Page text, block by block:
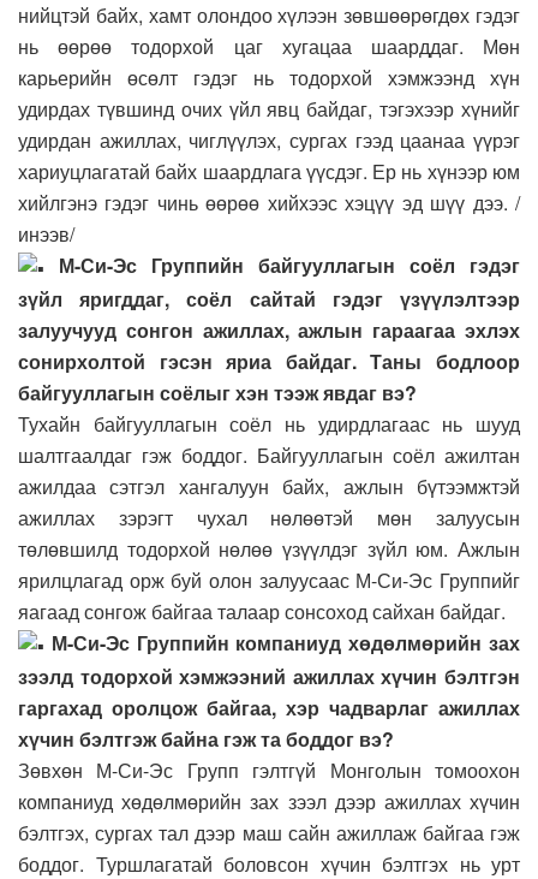
нийцтэй байх, хамт олондоо хүлээн зөвшөөрөгдөх гэдэг
нь өөрөө тодорхой цаг хугацаа шаарддаг. Мөн
карьерийн өсөлт гэдэг нь тодорхой хэмжээнд хүн
удирдах түвшинд очих үйл явц байдаг, тэгэхээр хүнийг
удирдан ажиллах, чиглүүлэх, сургах гээд цаанаа үүрэг
хариуцлагатай байх шаардлага үүсдэг. Ер нь хүнээр юм
хийлгэнэ гэдэг чинь өөрөө хийхээс хэцүү эд шүү дээ. /
инээв/
М-Си-Эс Группийн байгууллагын соёл гэдэг
зүйл яригддаг, соёл сайтай гэдэг үзүүлэлтээр
залуучууд сонгон ажиллах, ажлын гараагаа эхлэх
сонирхолтой гэсэн яриа байдаг. Таны бодлоор
байгууллагын соёлыг хэн тээж явдаг вэ?
Тухайн байгууллагын соёл нь удирдлагаас нь шууд
шалтгаалдаг гэж боддог. Байгууллагын соёл ажилтан
ажилдаа сэтгэл хангалуун байх, ажлын бүтээмжтэй
ажиллах зэрэгт чухал нөлөөтэй мөн залуусын
төлөвшилд тодорхой нөлөө үзүүлдэг зүйл юм. Ажлын
ярилцлагад орж буй олон залуусаас М-Си-Эс Группийг
яагаад сонгож байгаа талаар сонсоход сайхан байдаг.
М-Си-Эс Группийн компаниуд хөдөлмөрийн зах
зээлд тодорхой хэмжээний ажиллах хүчин бэлтгэн
гаргахад оролцож байгаа, хэр чадварлаг ажиллах
хүчин бэлтгэж байна гэж та боддог вэ?
Зөвхөн М-Си-Эс Групп гэлтгүй Монголын томоохон
компаниуд хөдөлмөрийн зах зээл дээр ажиллах хүчин
бэлтгэх, сургах тал дээр маш сайн ажиллаж байгаа гэж
боддог. Туршлагатай боловсон хүчин бэлтгэх нь урт